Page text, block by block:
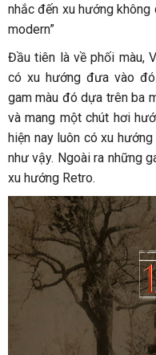
nhắc đến xu hướng không
modern”
Đầu tiên là về phối màu,
có xu hướng đưa vào
gam màu đó dựa trên ba
và mang một chút hơi
hiện nay luôn có xu
như vậy. Ngoài ra những
xu hướng Retro.